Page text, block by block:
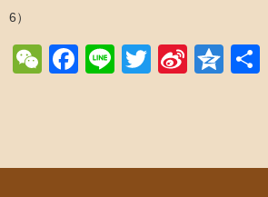
6）
WeChat
Facebook
LineTwitter
Sina
Post navigation